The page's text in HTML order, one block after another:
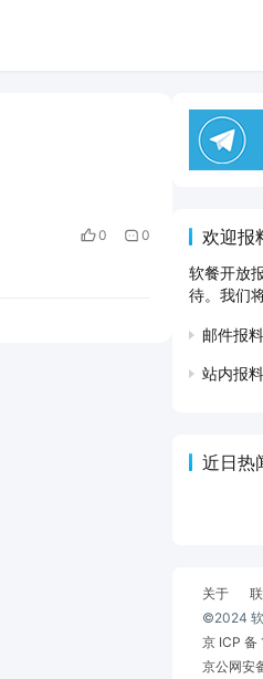
0 0 欢迎报
软餐开放
待。我们
邮件报
站内报料
近日热
关于
©2024
京 ICP
京公网安